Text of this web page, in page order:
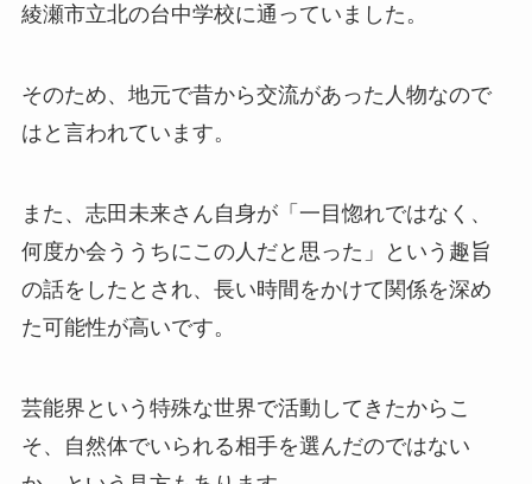
綾瀬市立北の台中学校に通っていました。
そのため、地元で昔から交流があった人物なので
はと言われています。
また、志田未来さん自身が「一目惚れではなく、
何度か会ううちにこの人だと思った」という趣旨
の話をしたとされ、長い時間をかけて関係を深め
た可能性が高いです。
芸能界という特殊な世界で活動してきたからこ
そ、自然体でいられる相手を選んだのではない